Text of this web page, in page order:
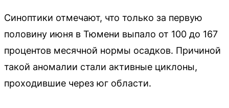
Синоптики отмечают, что только за первую
половину июня в Тюмени выпало от 100 до 167
процентов месячной нормы осадков. Причиной
такой аномалии стали активные циклоны,
проходившие через юг области.